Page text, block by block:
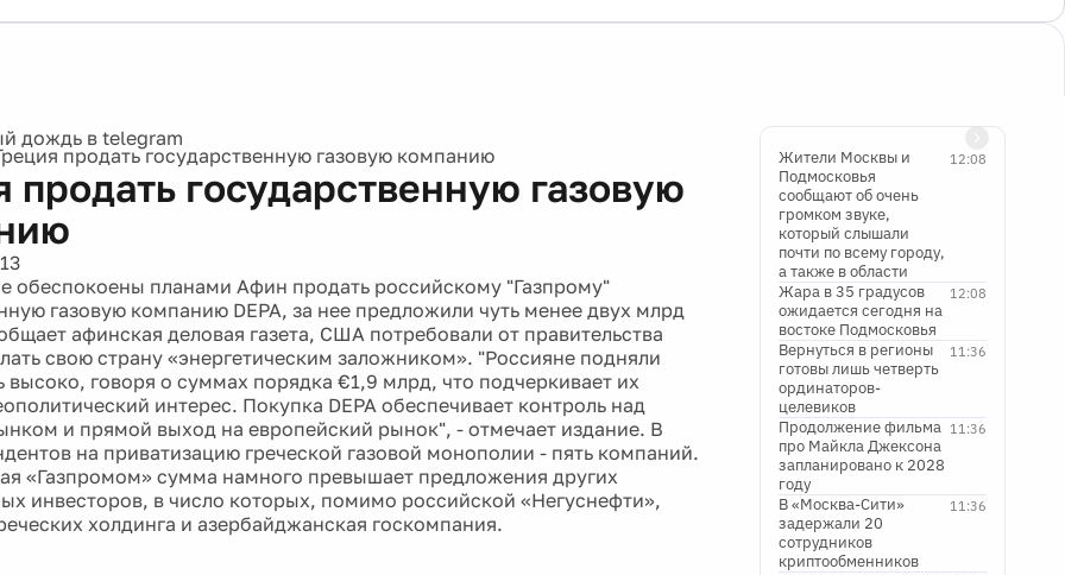
продать государственную газовую компанию
продать государственную газовую
обеспокоены планами Афин продать российскому "Газпрому"
газовую компанию DEPA, за нее предложили чуть менее двух млрд
афинская деловая газета, США потребовали от правительства
свою страну «энергетическим заложником». "Россияне подняли
высоко, говоря о суммах порядка €1,9 млрд, что подчеркивает их
интерес. Покупка DEPA обеспечивает контроль над
и прямой выход на европейский рынок", - отмечает издание. В
на приватизацию греческой газовой монополии - пять компаний.
«Газпромом» сумма намного превышает предложения других
инвесторов, в число которых, помимо российской «Негуснефти»,
холдинга и азербайджанская госкомпания.
12:08
Жители Москвы и
Подмосковья
сообщают об очень
громком звуке,
который слышали
почти по всему городу,
а также в области
12:08
Жара в 35 градусов
ожидается сегодня на
востоке Подмосковья
11:36
Вернуться в регионы
готовы лишь четверть
ординаторов-
целевиков
11:36
Продолжение фильма
про Майкла Джексона
запланировано к 2028
году
11:36
В «Москва-Сити»
задержали 20
сотрудников
криптообменников